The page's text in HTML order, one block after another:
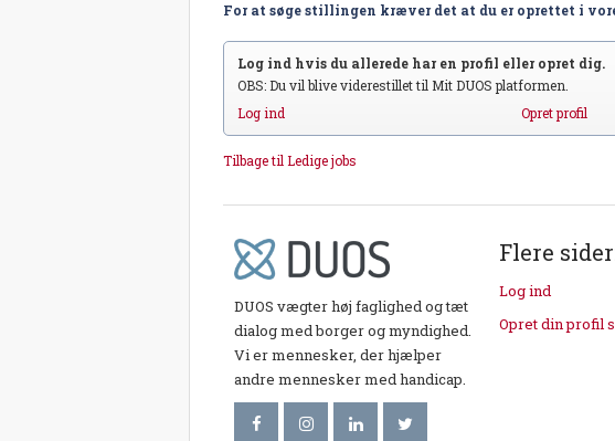
For at søge stillingen kræver det at du er oprettet i
Log ind hvis du allerede har en profil eller opret dig.
OBS: Du vil blive viderestillet til Mit DUOS platformen.
Log ind
Opret profil
Tilbage til Ledige jobs
DUOS vægter høj faglighed og tæt
dialog med borger og myndighed.
Vi er mennesker, der hjælper
andre mennesker med handicap.
Flere
Log ind
Opret din profil